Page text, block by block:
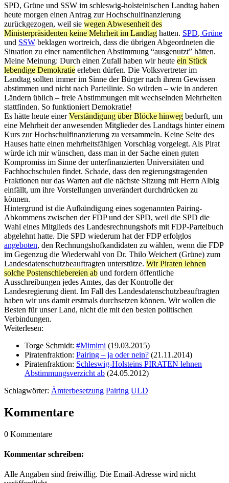
SPD, Grüne und SSW im schleswig-holsteinischen Landtag haben
heute morgen einen Antrag zur Hochschulfinanzierung
zurückgezogen, weil sie wegen Abwesenheit des
Ministerpräsidenten keine Mehrheit im Landtag hatten. SPD, Grüne
und SSW beklagen wortreich, dass die übrigen Abgeordneten die
Situation zu einer namentlichen Abstimmung “ausgenutzt” hätten.
Meine Meinung: Durch einen Zufall haben wir heute ein Stück
lebendige Demokratie erleben dürfen. Die Volksvertreter im
Landtag sollten immer im Sinne der Bürger nach ihrem Gewissen
abstimmen und nicht nach Parteilinie. So würden – wie in anderen
Ländern üblich – freie Abstimmungen mit wechselnden Mehrheiten
stattfinden. So funktioniert Demokratie!
Es hätte heute einerVerständigung über Blöcke hinweg bedurft, um
eine Mehrheit der anwesenden Mitglieder des Landtags hinter einem
Kurs zur Hochschulfinanzierung zu versammeln. Keine Seite des
Hauses hatte einen mehrheitsfähigen Vorschlag vorgelegt. Als Pirat
würde ich mir wünschen, dass man in der Sache einen guten
Kompromiss im Sinne der unterfinanzierten Universitäten und
Fachhochschulen findet. Schade, dass den regierungstragenden
Fraktionen nur das Warten auf die nächste Sitzung mit Herrn Albig
einfällt, um ihre Vorstellungen unverändert durchdrücken zu
können.
Hintergrund ist die Aufkündigung eines sogenannten Pairing-
Abkommens zwischen der FDP und der SPD, weil die SPD die
Wahl eines Mitglieds des Landesrechnungshofs mit FDP-Parteibuch
abgelehnt hatte. Die SPD wiederum hat der FDP erfolglos
angeboten, den Rechnungshofkandidaten zu wählen, wenn die FDP
im Gegenzug die Wiederwahl von Dr. Thilo Weichert (Grüne) zum
Landesdatenschutzbeauftragten unterstütze. Wir Piraten lehnen
solche Postenschiebereien ab und fordern öffentliche
Ausschreibungen jedes Amtes, das der Kontrolle der
Landesregierung dient. Im Fall des Landesdatenschutzbeauftragten
haben wir uns damit erstmals durchsetzen können. Wir wollen die
Besten für unser Land, nicht die mit den besten politischen
Verbindungen.
Weiterlesen:
Torge Schmidt: #Mimimi (19.03.2015)
Piratenfraktion: Pairing – ja oder nein? (21.11.2014)
Piratenfraktion: Schleswig-Holsteins PIRATEN lehnen
Abstimmungsverzicht ab (24.05.2012)
Schlagwörter: Ämterbesetzung Pairing ULD
Kommentare
0 Kommentare
Kommentar schreiben:
Alle Angaben sind freiwillig. Die Email-Adresse wird nicht